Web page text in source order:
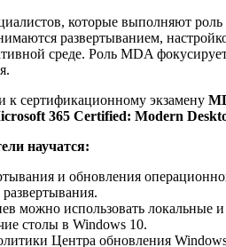
которые выполняют роль
развертыванием,
среде. Роль MDA
к сертификационному экзамену
365 Certified: Modern
научатся:
и обновления
можно использовать локальные
столы в Windows 10.
Центра обновления